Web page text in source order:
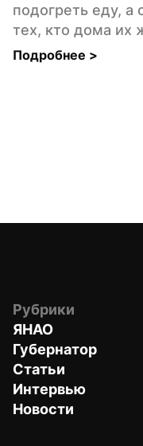
подогреть еду, а
тех, кто дома их
Подробнее >
Рубрики
ЯНАО
Губернатор
Статьи
Интервью
Новости